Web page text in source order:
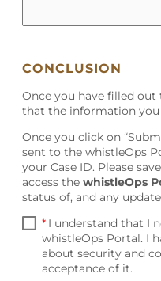
Paní Kathrin Abentung
adresa elektronické pošty:
ZPŮSOBY
Oznamovatel je v
systému Společnosti
následujícími způsoby
(a) Písemně
odkazu:
CONCLUSION
Once you have filled
that the information
Once you click on
sent to the whistleOps
your Case ID. Please
access the whistleOps
status of, and any
* I understand that I
whistleOps Portal. I
about security and
acceptance of it.